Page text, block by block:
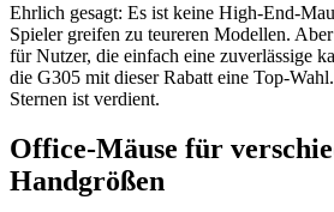
Ehrlich gesagt: Es ist keine High-End-
Spieler greifen zu teureren Modellen.
für Nutzer, die einfach eine zuverlässige
die G305 mit dieser Rabatt eine Top-
Sternen ist verdient.
Office-Mäuse für
Handgrößen